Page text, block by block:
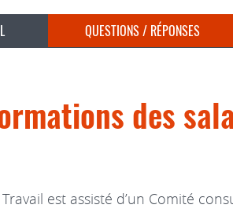
QUESTIONS / RÉPONSES
des
est assisté d’un Comité